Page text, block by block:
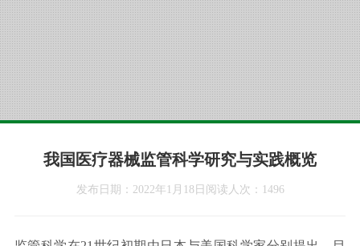
我国医疗器械监管科学研究与实践概览
发布日期：2022年1月18日 阅读人次：1496